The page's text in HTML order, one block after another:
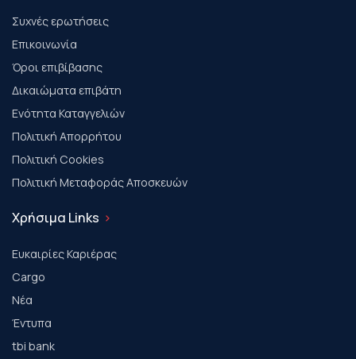
Συχνές ερωτήσεις
Επικοινωνία
Όροι επιβίβασης
Δικαιώματα επιβάτη
Ενότητα Καταγγελιών
Πολιτική Απορρήτου
Πολιτική Cookies
Πολιτική Μεταφοράς Αποσκευών
Χρήσιμα Links
Ευκαιρίες Καριέρας
Cargo
Νέα
Έντυπα
tbi bank